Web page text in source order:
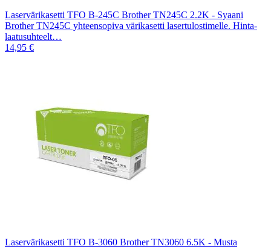
Laservärikasetti TFO B-245C Brother TN245C 2.2K - Syaani
Brother TN245C yhteensopiva värikasetti lasertulostimelle. Hinta-
laatusuhteelt…
14,95 €
Laservärikasetti TFO B-3060 Brother TN3060 6.5K - Musta